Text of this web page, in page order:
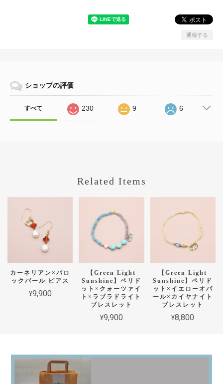
通報する
ショップの評価
すべて 230 9 6
Related Items
カーネリアン×バロ
ックパール ピアス
¥9,900
【Green Light
Sunshine】ペリド
ット×クォーツァイ
ト×ラブラドライト
ブレスレット
¥9,900
【Green Light
Sunshine】ペリド
ット×イエローオパ
ール×カイヤナイト
ブレスレット
¥8,800